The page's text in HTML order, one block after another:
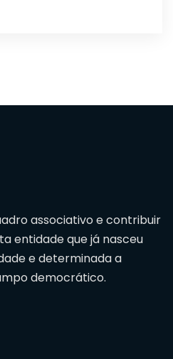
associativo e contribuir
entidade que já nasceu
e determinada a
democrático.